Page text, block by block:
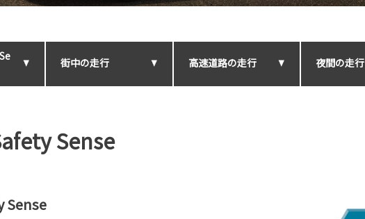
街中の走行 高速道路の走行 夜間の走行
Sense
Sense